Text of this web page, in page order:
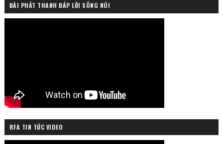
ĐÀI PHÁT THANH ĐÁP LỜI SÔNG NÚI
RFA TIN TỨC VIDEO